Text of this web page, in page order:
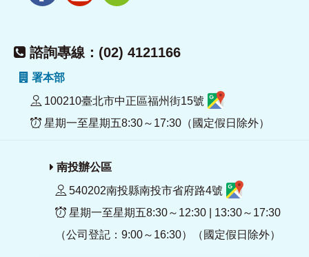
諮詢專線：(02) 4121166
署本部
100210臺北市中正區福州街15號
星期一至星期五8:30～17:30（國定假日除外）
南投辦公區
540202南投縣南投市省府路4號
星期一至星期五8:30～12:30 | 13:30～17:30
（公司登記：9:00～16:30）（國定假日除外）